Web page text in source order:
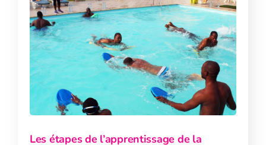
Les étapes de l’apprentissage de la